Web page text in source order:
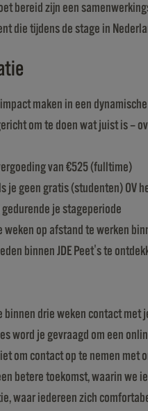
bereid zijn een
die tijdens de stage in
impact maken in een
om te doen wat juist is –
van €525 (fulltime)
je geen gratis (studenten) OV
je stageperiode
op afstand te werken
binnen JDE Peet's te
binnen drie weken contact
word je gevraagd om een
om contact op te nemen met
betere toekomst, waarin
waar iedereen zich